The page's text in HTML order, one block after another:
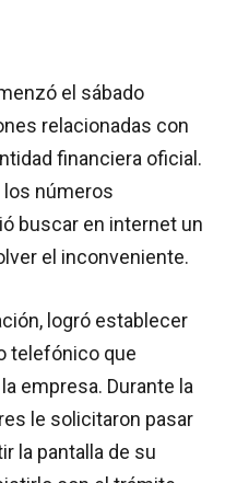
el sábado
relacionadas con
financiera oficial.
números
buscar en internet un
el inconveniente.
logró establecer
telefónico que
empresa. Durante la
le solicitaron pasar
la pantalla de su